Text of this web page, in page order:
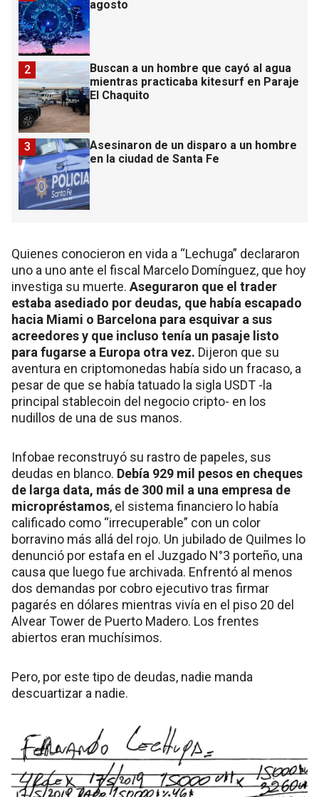
agosto
Buscan a un hombre que cayó al agua
mientras practicaba kitesurf en Paraje
El Chaquito
2
Asesinaron de un disparo a un hombre
en la ciudad de Santa Fe
3
Quienes conocieron en vida a “Lechuga” declararon
uno a uno ante el fiscal Marcelo Domínguez, que hoy
investiga su muerte. Aseguraron que el trader
estaba asediado por deudas, que había escapado
hacia Miami o Barcelona para esquivar a sus
acreedores y que incluso tenía un pasaje listo
para fugarse a Europa otra vez. Dijeron que su
aventura en criptomonedas había sido un fracaso, a
pesar de que se había tatuado la sigla USDT -la
principal stablecoin del negocio cripto- en los
nudillos de una de sus manos.
Infobae reconstruyó su rastro de papeles, sus
deudas en blanco. Debía 929 mil pesos en cheques
de larga data, más de 300 mil a una empresa de
micropréstamos, el sistema financiero lo había
calificado como “irrecuperable” con un color
borravino más allá del rojo. Un jubilado de Quilmes lo
denunció por estafa en el Juzgado N°3 porteño, una
causa que luego fue archivada. Enfrentó al menos
dos demandas por cobro ejecutivo tras firmar
pagarés en dólares mientras vivía en el piso 20 del
Alvear Tower de Puerto Madero. Los frentes
abiertos eran muchísimos.
Pero, por este tipo de deudas, nadie manda
descuartizar a nadie.